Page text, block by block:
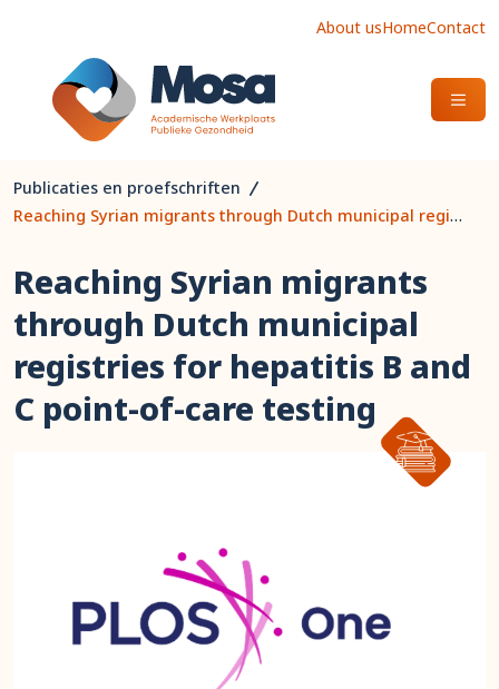
About usHomeContact
OPEN
Publicaties en proefschriften
Reaching Syrian migrants through Dutch municipal registries for hepatitis B and C point-of-care testing
Reaching Syrian migrants
through Dutch municipal
registries for hepatitis B and
C point-of-care testing